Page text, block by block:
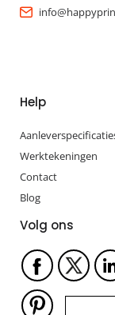
Help
Werktekeningen
Contact
Blog
Volg ons